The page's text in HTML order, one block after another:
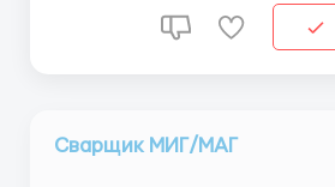
Работа: по 8-16 ч...
Сварщик МИГ/МАГ